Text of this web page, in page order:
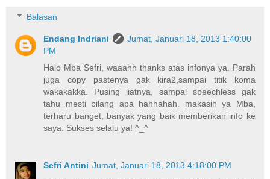
Balasan
Endang Indriani
Jumat, Januari 18, 2013 1:40:00
PM
Halo Mba Sefri, waaahh thanks atas infonya ya. Parah
juga copy pastenya gak kira2,sampai titik koma
wakakakka. Pusing liatnya, sampai speechless gak
tahu mesti bilang apa hahhahah. makasih ya Mba,
terharu banget, banyak yang baik memberikan info ke
saya. Sukses selalu ya! ^_^
Sefri Antini Jumat, Januari 18, 2013 4:18:00 PM